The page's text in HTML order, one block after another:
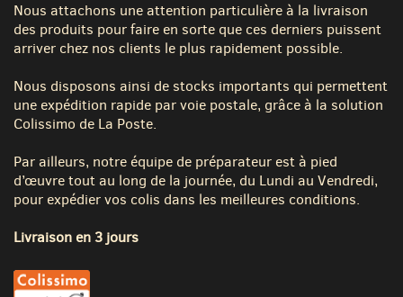
Nous attachons une attention particulière à la livraison
des produits pour faire en sorte que ces derniers puissent
arriver chez nos clients le plus rapidement possible.
Nous disposons ainsi de stocks importants qui permettent
une expédition rapide par voie postale, grâce à la solution
Colissimo de La Poste.
Par ailleurs, notre équipe de préparateur est à pied
d’œuvre tout au long de la journée, du Lundi au Vendredi,
pour expédier vos colis dans les meilleures conditions.
Livraison en 3 jours